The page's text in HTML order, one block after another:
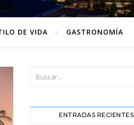
DE VIDA GASTRONOMÍA
ENTRADAS RECIENTES